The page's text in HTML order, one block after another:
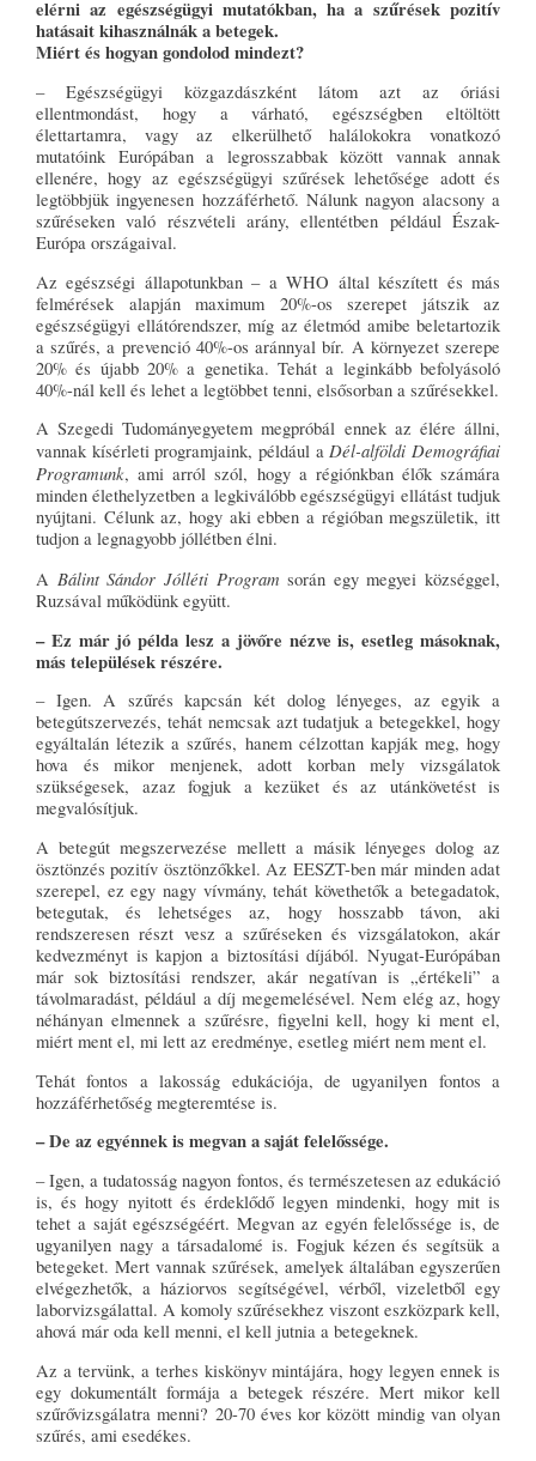
elérni az egészségügyi mutatókban, ha a szűrések pozitív
hatásait kihasználnák a betegek.
Miért és hogyan gondolod mindezt?
– Egészségügyi közgazdászként látom azt az óriási
ellentmondást, hogy a várható, egészségben eltöltött
élettartamra, vagy az elkerülhető halálokokra vonatkozó
mutatóink Európában a legrosszabbak között vannak annak
ellenére, hogy az egészségügyi szűrések lehetősége adott és
legtöbbjük ingyenesen hozzáférhető. Nálunk nagyon alacsony a
szűréseken való részvételi arány, ellentétben például Észak-
Európa országaival.
Az egészségi állapotunkban – a WHO által készített és más
felmérések alapján maximum 20%-os szerepet játszik az
egészségügyi ellátórendszer, míg az életmód amibe beletartozik
a szűrés, a prevenció 40%-os aránnyal bír. A környezet szerepe
20% és újabb 20% a genetika. Tehát a leginkább befolyásoló
40%-nál kell és lehet a legtöbbet tenni, elsősorban a szűrésekkel.
A Szegedi Tudományegyetem megpróbál ennek az élére állni,
vannak kísérleti programjaink, például aDél-alföldi Demográfiai
Programunk, ami arról szól, hogy a régiónkban élők számára
minden élethelyzetben a legkiválóbb egészségügyi ellátást tudjuk
nyújtani. Célunk az, hogy aki ebben a régióban megszületik, itt
tudjon a legnagyobb jóllétben élni.
A Bálint Sándor Jólléti Program során egy megyei községgel,
Ruzsával működünk együtt.
– Ez már jó példa lesz a jövőre nézve is, esetleg másoknak,
más települések részére.
– Igen. A szűrés kapcsán két dolog lényeges, az egyik a
betegútszervezés, tehát nemcsak azt tudatjuk a betegekkel, hogy
egyáltalán létezik a szűrés, hanem célzottan kapják meg, hogy
hova és mikor menjenek, adott korban mely vizsgálatok
szükségesek, azaz fogjuk a kezüket és az utánkövetést is
megvalósítjuk.
A betegút megszervezése mellett a másik lényeges dolog az
ösztönzés pozitív ösztönzőkkel. Az EESZT-ben már minden adat
szerepel, ez egy nagy vívmány, tehát követhetők a betegadatok,
betegutak, és lehetséges az, hogy hosszabb távon, aki
rendszeresen részt vesz a szűréseken és vizsgálatokon, akár
kedvezményt is kapjon a biztosítási díjából. Nyugat-Európában
már sok biztosítási rendszer, akár negatívan is „értékeli” a
távolmaradást, például a díj megemelésével. Nem elég az, hogy
néhányan elmennek a szűrésre, figyelni kell, hogy ki ment el,
miért ment el, mi lett az eredménye, esetleg miért nem ment el.
Tehát fontos a lakosság edukációja, de ugyanilyen fontos a
hozzáférhetőség megteremtése is.
– De az egyénnek is megvan a saját felelőssége.
– Igen, a tudatosság nagyon fontos, és természetesen az edukáció
is, és hogy nyitott és érdeklődő legyen mindenki, hogy mit is
tehet a saját egészségéért. Megvan az egyén felelőssége is, de
ugyanilyen nagy a társadalomé is. Fogjuk kézen és segítsük a
betegeket. Mert vannak szűrések, amelyek általában egyszerűen
elvégezhetők, a háziorvos segítségével, vérből, vizeletből egy
laborvizsgálattal. A komoly szűrésekhez viszont eszközpark kell,
ahová már oda kell menni, el kell jutnia a betegeknek.
Az a tervünk, a terhes kiskönyv mintájára, hogy legyen ennek is
egy dokumentált formája a betegek részére. Mert mikor kell
szűrővizsgálatra menni? 20-70 éves kor között mindig van olyan
szűrés, ami esedékes.